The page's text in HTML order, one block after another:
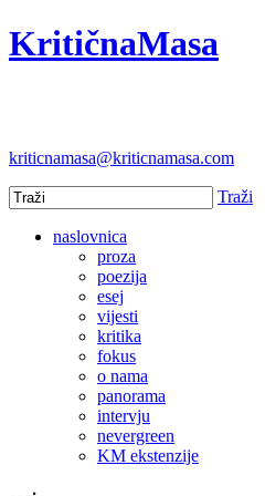
KritičnaMasa
kriticnamasa@kriticnamasa.com
Traži
naslovnica
proza
poezija
esej
vijesti
kritika
fokus
o nama
panorama
intervju
nevergreen
KM ekstenzije